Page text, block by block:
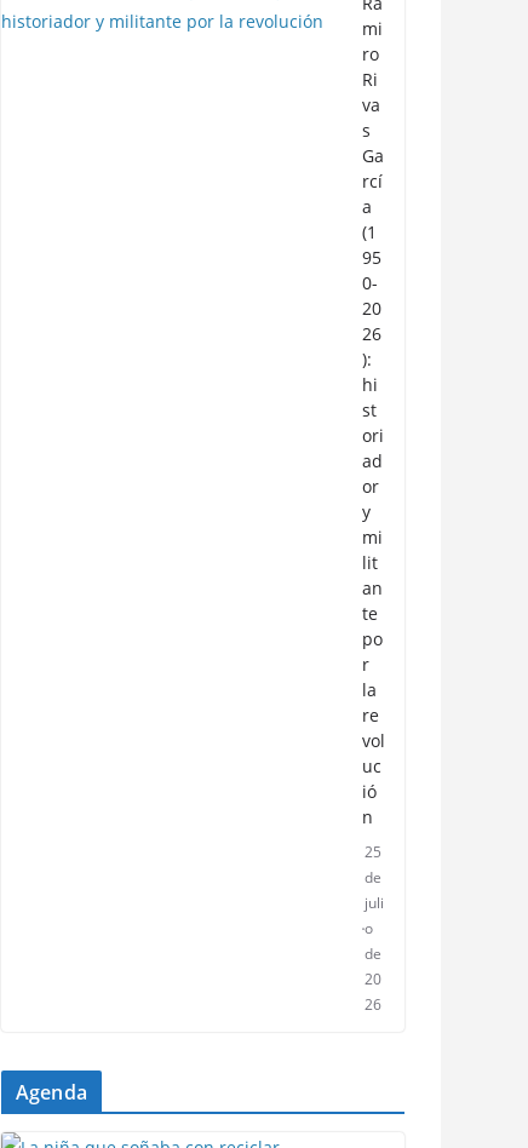
mi
ro
Ri
va
s
Ga
rcí
a
(1
95
0-
20
26
):
hi
st
ori
ad
or
y
mi
lit
an
te
po
r
la
re
vol
uc
ió
n
25
de
juli
o
de
20
26
Agenda